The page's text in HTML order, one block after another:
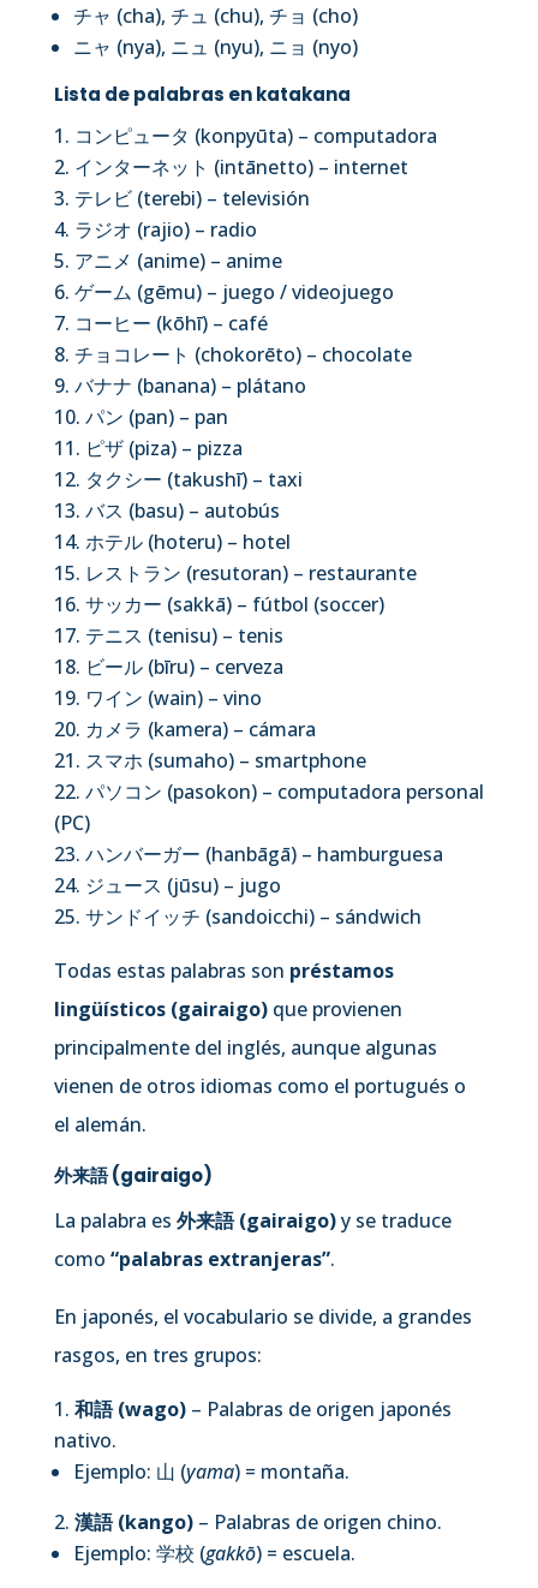
チャ (cha), チュ (chu), チョ (cho)
ニャ (nya), ニュ (nyu), ニョ (nyo)
Lista de palabras en katakana
コンピュータ (konpyūta) – computadora
インターネット (intānetto) – internet
テレビ (terebi) – televisión
ラジオ (rajio) – radio
アニメ (anime) – anime
ゲーム (gēmu) – juego / videojuego
コーヒー (kōhī) – café
チョコレート (chokorēto) – chocolate
バナナ (banana) – plátano
パン (pan) – pan
ピザ (piza) – pizza
タクシー (takushī) – taxi
バス (basu) – autobús
ホテル (hoteru) – hotel
レストラン (resutoran) – restaurante
サッカー (sakkā) – fútbol (soccer)
テニス (tenisu) – tenis
ビール (bīru) – cerveza
ワイン (wain) – vino
カメラ (kamera) – cámara
スマホ (sumaho) – smartphone
パソコン (pasokon) – computadora personal
(PC)
ハンバーガー (hanbāgā) – hamburguesa
ジュース (jūsu) – jugo
サンドイッチ (sandoicchi) – sándwich
Todas estas palabras son préstamos
lingüísticos (gairaigo)que provienen
principalmente del inglés, aunque algunas
vienen de otros idiomas como el portugués o
el alemán.
外来語 (gairaigo)
La palabra es 外来語 (gairaigo)y se traduce
como “palabras extranjeras”.
En japonés, el vocabulario se divide, a grandes
rasgos, en tres grupos:
和語 (wago)– Palabras de origen japonés
nativo.
Ejemplo: 山 (yama) = montaña.
漢語 (kango)– Palabras de origen chino.
Ejemplo: 学校 (gakkō) = escuela.